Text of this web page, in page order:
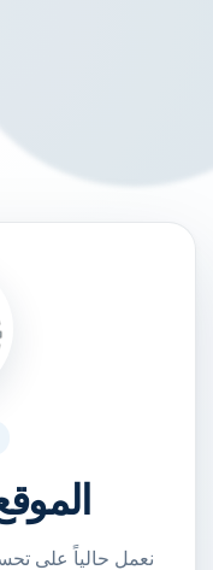
نعمل حالياً على